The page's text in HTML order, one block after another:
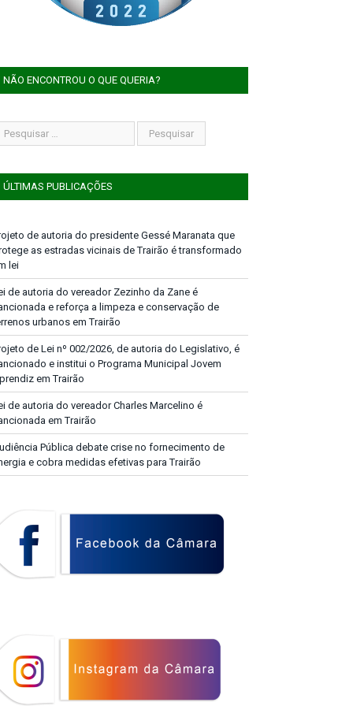
NÃO ENCONTROU O QUE QUERIA?
ÚLTIMAS PUBLICAÇÕES
de autoria do presidente Gessé Maranata que
as estradas vicinais de Trairão é transformado
lei
de autoria do vereador Zezinho da Zane é
e reforça a limpeza e conservação de
urbanos em Trairão
de Lei nº 002/2026, de autoria do Legislativo, é
e institui o Programa Municipal Jovem
em Trairão
de autoria do vereador Charles Marcelino é
em Trairão
Pública debate crise no fornecimento de
e cobra medidas efetivas para Trairão